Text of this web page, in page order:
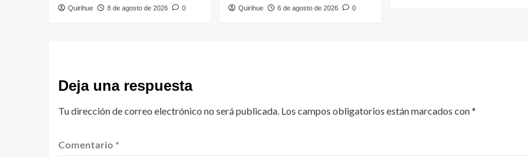
Quirihue 8 de agosto de 2026 0 Quirihue 6 de agosto de 2026 0
Deja una respuesta
Tu dirección de correo electrónico no será publicada. Los campos obligatorios están marcados con*
Comentario *